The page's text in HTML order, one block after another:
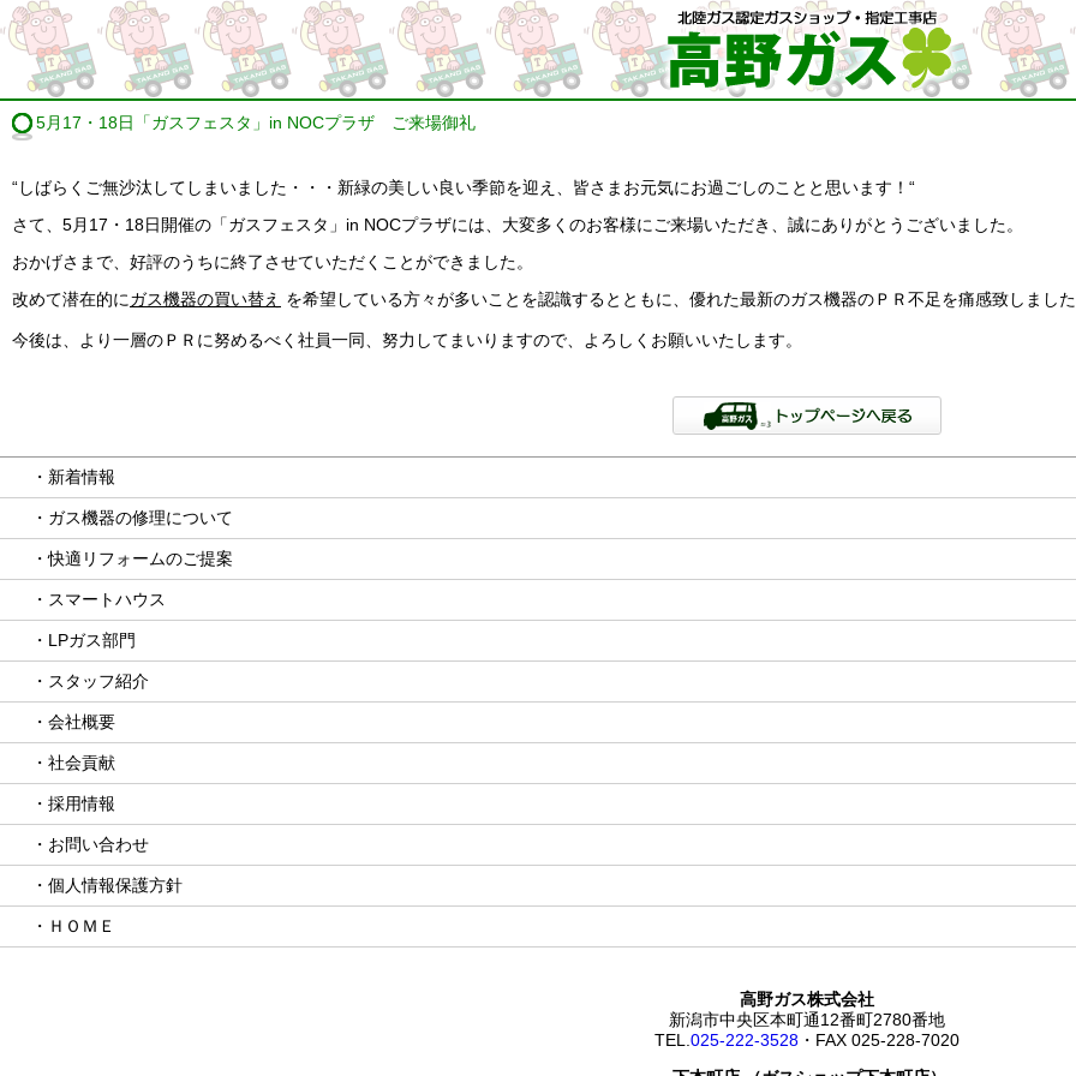
5月17・18日「ガスフェスタ」in NOCプラザ ご来場御礼
“しばらくご無沙汰してしまいました・・・新緑の美しい良い季節を迎え、皆さまお元気にお過ごしのことと思います！“
さて、5月17・18日開催の「ガスフェスタ」in NOCプラザには、大変多くのお客様にご来場いただき、誠にありがとうございました。
おかげさまで、好評のうちに終了させていただくことができました。
改めて潜在的にガス機器の買い替え を希望している方々が多いことを認識するとともに、優れた最新のガス機器のＰＲ不足を痛感致しまし
今後は、より一層のＰＲに努めるべく社員一同、努力してまいりますので、よろしくお願いいたします。
・新着情報
・ガス機器の修理について
・快適リフォームのご提案
・スマートハウス
・LPガス部門
・スタッフ紹介
・会社概要
・社会貢献
・採用情報
・お問い合わせ
・個人情報保護方針
・ＨＯＭＥ
高野ガス株式会社
新潟市中央区本町通12番町2780番地
TEL. 025-222-3528 ・FAX 025-228-7020